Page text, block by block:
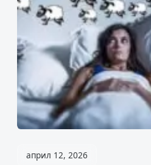
април 12, 2026